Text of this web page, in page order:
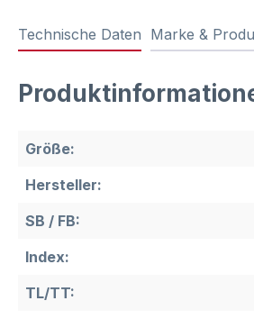
Technische Daten Marke &
Größe:
Hersteller:
SB / FB:
Index:
TL/TT: